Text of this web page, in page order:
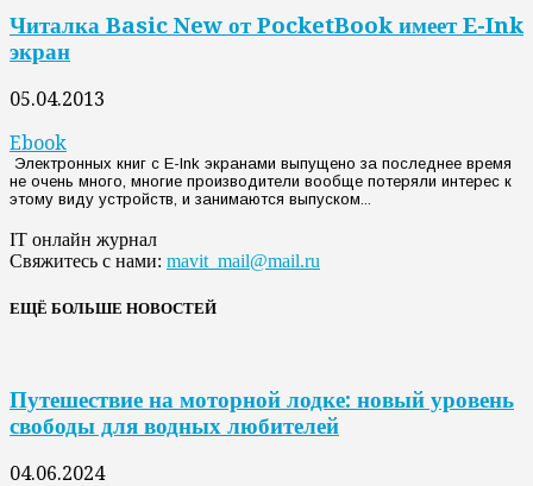
Читалка Basic New от PocketBook имеет E-Ink
экран
05.04.2013
Ebook
Электронных книг с E-Ink экранами выпущено за последнее время
не очень много, многие производители вообще потеряли интерес к
этому виду устройств, и занимаются выпуском...
IT онлайн журнал
Свяжитесь с нами: mavit_mail@mail.ru
ЕЩЁ БОЛЬШЕ НОВОСТЕЙ
Путешествие на моторной лодке: новый уровень
свободы для водных любителей
04.06.2024